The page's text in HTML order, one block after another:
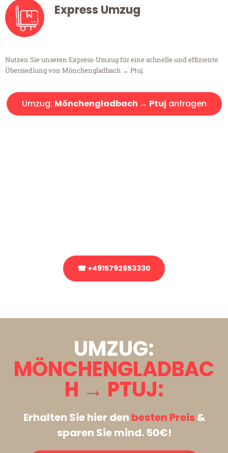
Express Umzug
Nutzen Sie unseren Express-Umzug für eine schnelle und effiziente
Übersiedlung von Mönchengladbach → Ptuj.
Umzug: Mönchengladbach → Ptuj anfragen
☎ +4915792653330
UMZUG:
MÖNCHENGLADBAC
H → PTUJ:
Erhalten Sie hier den besten Preis&
sparen Sie mind. 50€!